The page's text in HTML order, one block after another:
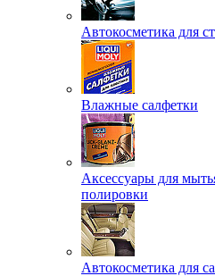
Автокосметика для
Влажные салфетки
Аксессуары для
полировки
Автокосметика для